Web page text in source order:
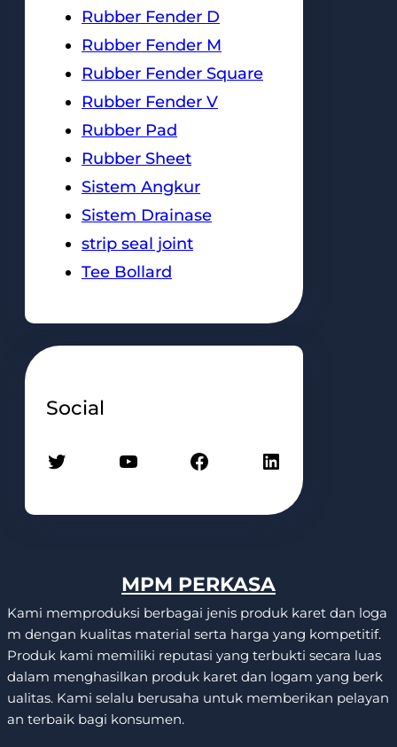
Rubber Fender D
Rubber Fender M
Rubber Fender Square
Rubber Fender V
Rubber Pad
Rubber Sheet
Sistem Angkur
Sistem Drainase
strip seal joint
Tee Bollard
Social
Twitter YouTube Facebook LinkedIn
MPM PERKASA
Kami memproduksi berbagai jenis produk karet dan loga
m dengan kualitas material serta harga yang kompetitif.
Produk kami memiliki reputasi yang terbukti secara luas
dalam menghasilkan produk karet dan logam yang berk
ualitas. Kami selalu berusaha untuk memberikan pelayan
an terbaik bagi konsumen.